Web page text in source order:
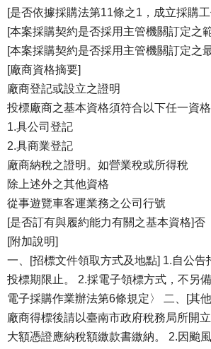
[是否依據採購法第11條之1，成立採購
[本案採購契約是否採用主管機關訂定之
[本案採購契約是否採用主管機關訂定之
[廠商資格摘要]
廠商登記或設立之證明
投標廠商之基本資格須符合以下任一資格
1.具公司登記
2.具商業登記
廠商納稅之證明。如營業稅或所得稅
除上述外之其他資格
從事遊覽車客運業務之公司行號
[是否訂有與履約能力有關之基本資格]否
[附加說明]
一、[招標文件領取方式及地點] 1.自公告
投標期限止。 2.採電子領標方式，不另
電子採購作業辦法第6條規定〉 二、[其
廠商得標後請以臺南市政府稅務局所開
大額憑證應納稅額繳款書繳納。 2.因颱